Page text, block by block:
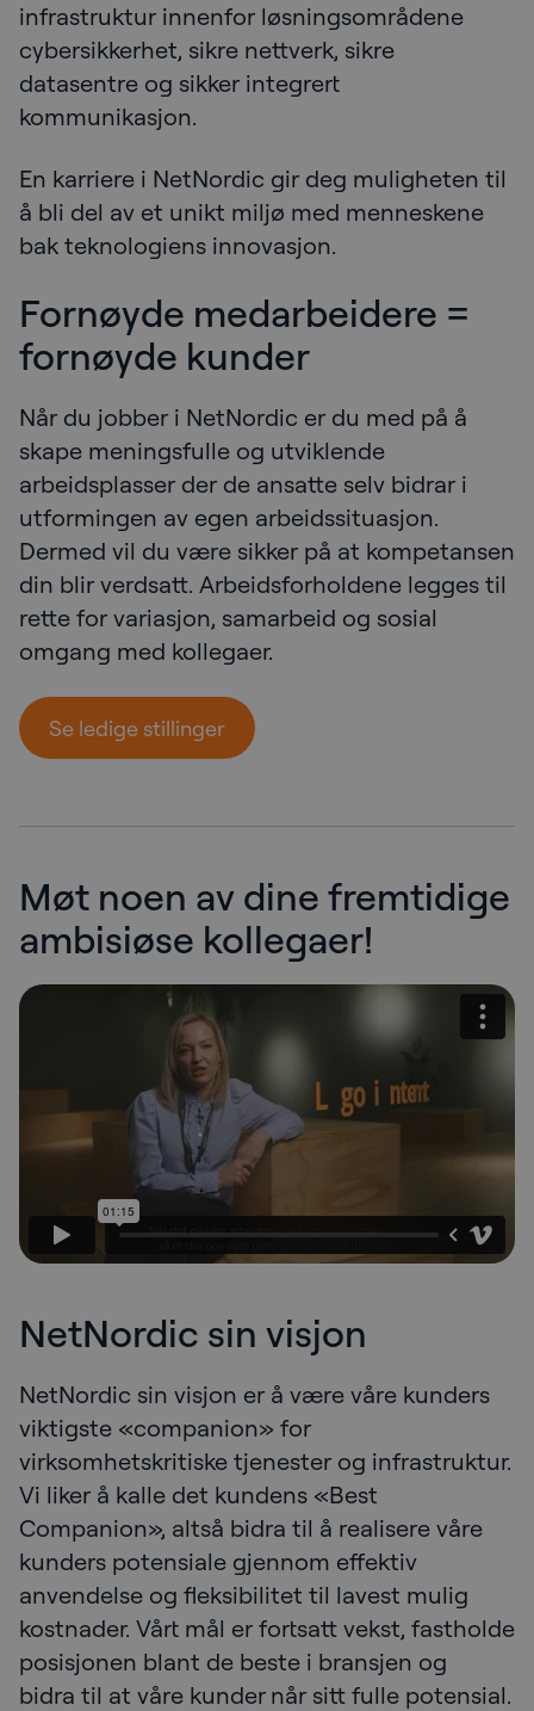
infrastruktur innenfor løsningsområdene
cybersikkerhet, sikre nettverk, sikre
datasentre og sikker integrert
kommunikasjon.
En karriere i NetNordic gir deg muligheten til
å bli del av et unikt miljø med menneskene
bak teknologiens innovasjon.
Fornøyde medarbeidere =
fornøyde kunder
Når du jobber i NetNordic er du med på å
skape meningsfulle og utviklende
arbeidsplasser der de ansatte selv bidrar i
utformingen av egen arbeidssituasjon.
Dermed vil du være sikker på at kompetansen
din blir verdsatt. Arbeidsforholdene legges til
rette for variasjon, samarbeid og sosial
omgang med kollegaer.
Se ledige stillinger
Møt noen av dine fremtidige
ambisiøse kollegaer!
NetNordic sin visjon
NetNordic sin visjon er å være våre kunders
viktigste «companion» for
virksomhetskritiske tjenester og infrastruktur.
Vi liker å kalle det kundens «Best
Companion», altså bidra til å realisere våre
kunders potensiale gjennom effektiv
anvendelse og fleksibilitet til lavest mulig
kostnader. Vårt mål er fortsatt vekst, fastholde
posisjonen blant de beste i bransjen og
bidra til at våre kunder når sitt fulle potensial.